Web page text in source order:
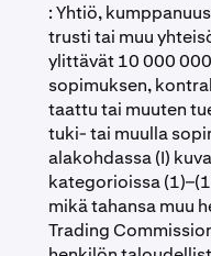
: Yhtiö,
trusti tai muu
ylittävät 10 000
sopimuksen,
taattu tai muuten
tuki- tai muulla
alakohdassa (I)
kategorioissa
mikä tahansa muu
Trading